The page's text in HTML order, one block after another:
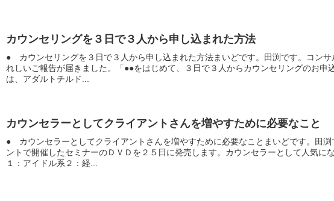
カウンセリングを３日で３人から申し込まれた方法
● カウンセリングを３日で３人から申し込まれた方法まいどです。田渕です。コンサ
れしいご報告が届きました。「●●をはじめて、３日で３人からカウンセリングのお申
は、アダルトチルド...
カウンセラーとしてクライアントさんを増やすために必要なこと
● カウンセラーとしてクライアントさんを増やすために必要なことまいどです。田渕
ントで開催したセミナーのＤＶＤを２５日に発売します。カウンセラーとして人気に
１：アイドル系２：経...